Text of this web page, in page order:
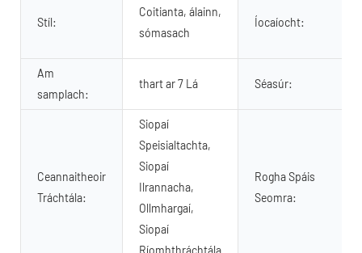
Stíl:
Coitianta, álainn,
sómasach
Íocaíocht:
Am
samplach:
thart ar 7 Lá Séasúr:
Ceannaitheoir
Tráchtála:
Siopaí
Speisialtachta,
Siopaí
Ilrannacha,
Ollmhargaí,
Siopaí
Ríomhthráchtála
Rogha Spáis
Seomra: